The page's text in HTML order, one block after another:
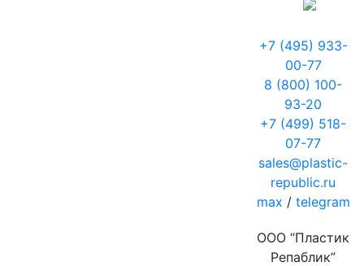
+7 (495) 933-
00-77
8 (800) 100-
93-20
+7 (499) 518-
07-77
sales@plastic-
republic.ru
max / telegram
ООО “Пластик
Репаблик”